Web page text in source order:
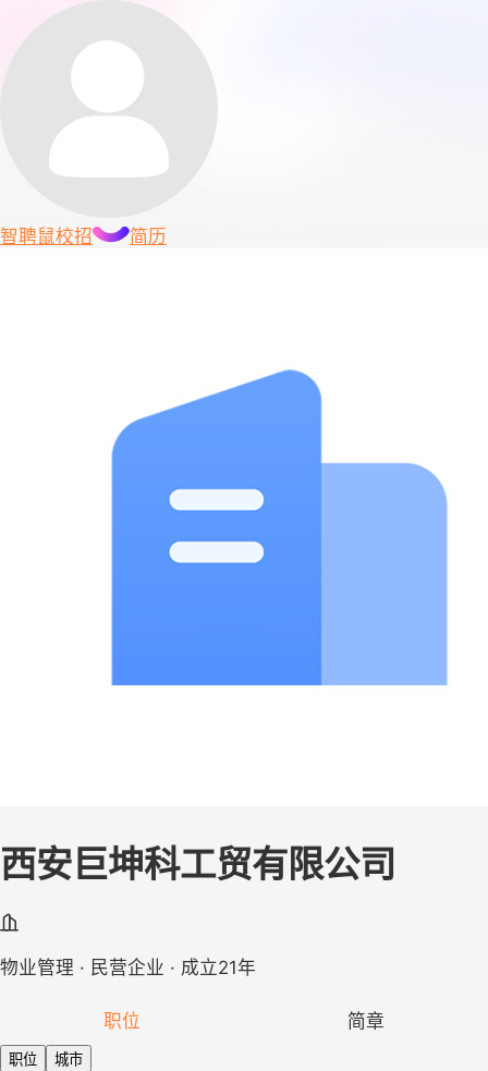
智聘鼠校招 简历
西安巨坤科工贸有限公司
物业管理 · 民营企业 · 成立21年
职位 简章
职位 城市